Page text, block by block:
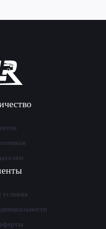
условия